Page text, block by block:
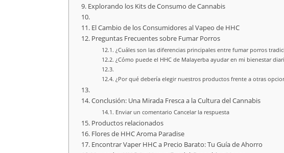
Explorando los Kits de Consumo de Cannabis
El Cambio de los Consumidores al Vapeo de HHC
Preguntas Frecuentes sobre Fumar Porros
¿Cuáles son las diferencias principales entre fumar porros
¿Cómo puede el HHC de Malayerba ayudar en mi bienestar
¿Por qué debería elegir nuestros productos frente a otras
Conclusión: Una Mirada Fresca a la Cultura del Cannabis
Enviar un comentario Cancelar la respuesta
Productos relacionados
Flores de HHC Aroma Paradise
Encontrar Vaper HHC a Precio Barato: Tu Guía de Ahorro